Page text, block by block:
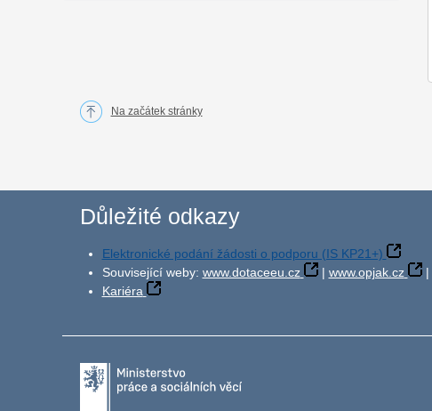
Na začátek stránky
Důležité odkazy
Elektronické podání žádosti o podporu (IS KP21+)
Související weby: www.dotaceeu.cz | www.opjak.cz |
Kariéra